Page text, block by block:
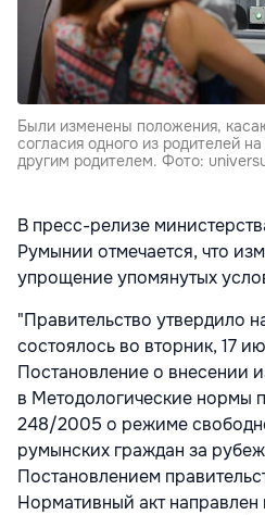
Были изменены положения,
согласия одного из родителей
другим родителем. Фото:
В пресс-релизе
Румынии отмечается, что
упрощение упомянутых
"Правительство утвердило
состоялось во вторник, 17
Постановление о внесении
в Методологические нормы
248/2005 о режиме
румынских граждан за
Постановлением
Нормативный акт